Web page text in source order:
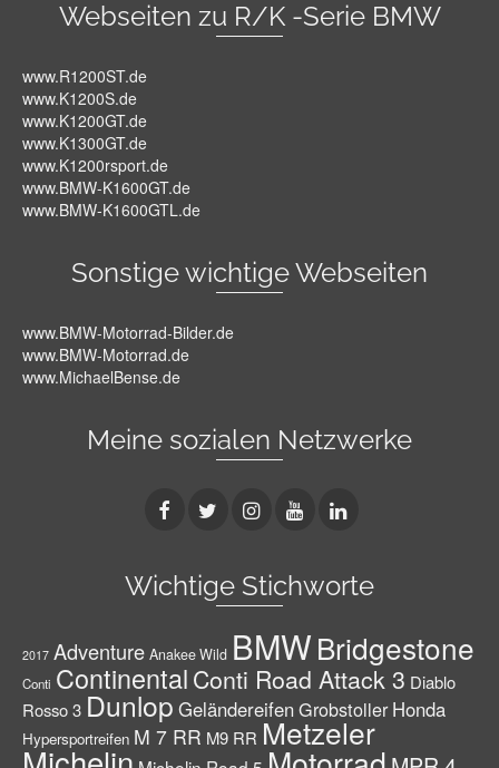
Webseiten zu R/K -Serie BMW
www.R1200ST.de
www.K1200S.de
www.K1200GT.de
www.K1300GT.de
www.K1200rsport.de
www.BMW-K1600GT.de
www.BMW-K1600GTL.de
Sonstige wichtige Webseiten
www.BMW-Motorrad-Bilder.de
www.BMW-Motorrad.de
www.MichaelBense.de
Meine sozialen Netzwerke
Wichtige Stichworte
2017 Adventure Anakee Wild BMWBridgestone
Conti ContinentalConti Road Attack 3 Diablo
Rosso 3 Dunlop GeländereifenGrobstoller Honda
Hypersportreifen M 7 RR M9 RR Metzeler